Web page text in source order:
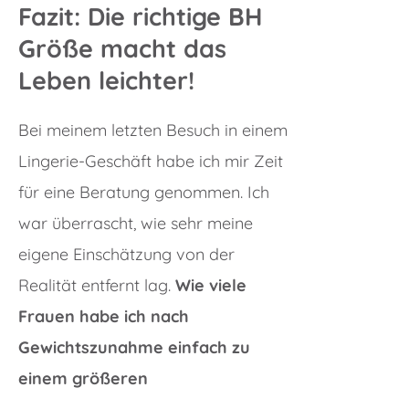
Fazit: Die richtige BH
Größe macht das
Leben leichter!
Bei meinem letzten Besuch in einem
Lingerie-Geschäft habe ich mir Zeit
für eine Beratung genommen. Ich
war überrascht, wie sehr meine
eigene Einschätzung von der
Realität entfernt lag. Wie viele
Frauen habe ich nach
Gewichtszunahme einfach zu
einem größeren